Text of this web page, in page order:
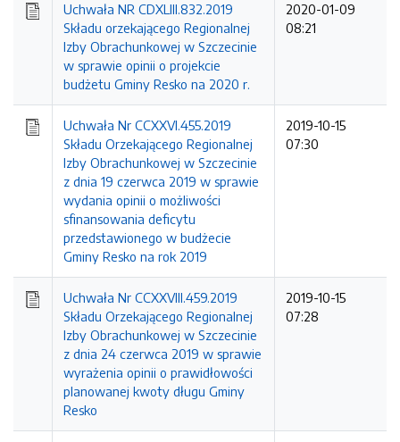
Uchwała NR CDXLIII.832.2019
Składu orzekającego Regionalnej
Izby Obrachunkowej w Szczecinie
w sprawie opinii o projekcie
budżetu Gminy Resko na 2020 r.
2020-01-09
08:21
Uchwała Nr CCXXVI.455.2019
Składu Orzekającego Regionalnej
Izby Obrachunkowej w Szczecinie
z dnia 19 czerwca 2019 w sprawie
wydania opinii o możliwości
sfinansowania deficytu
przedstawionego w budżecie
Gminy Resko na rok 2019
2019-10-15
07:30
Uchwała Nr CCXXVIII.459.2019
Składu Orzekającego Regionalnej
Izby Obrachunkowej w Szczecinie
z dnia 24 czerwca 2019 w sprawie
wyrażenia opinii o prawidłowości
planowanej kwoty długu Gminy
Resko
2019-10-15
07:28